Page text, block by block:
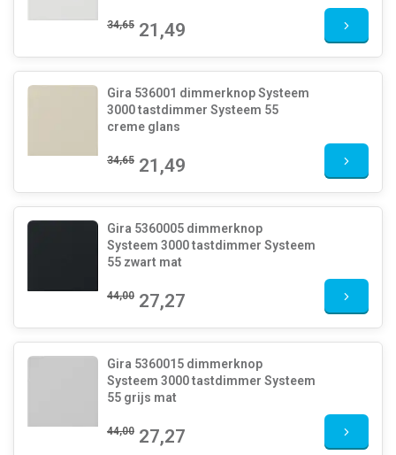
34,65 21,49
Gira 536001 dimmerknop Systeem
3000 tastdimmer Systeem 55
creme glans
34,65 21,49
Gira 5360005 dimmerknop
Systeem 3000 tastdimmer Systeem
55 zwart mat
44,00 27,27
Gira 5360015 dimmerknop
Systeem 3000 tastdimmer Systeem
55 grijs mat
44,00 27,27